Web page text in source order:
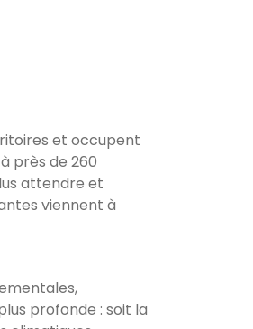
et occupent
près de 260
attendre et
viennent à
profonde : soit la